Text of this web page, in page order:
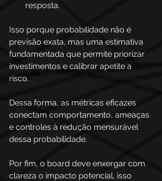
resposta.
Isso porque probabilidade não é
previsão exata, mas uma estimativa
fundamentada que permite priorizar
investimentos e calibrar apetite a
risco.
Dessa forma, as métricas eficazes
conectam comportamento, ameaças
e controles à redução mensurável
dessa probabilidade.
Por fim, o board deve enxergar com
clareza o impacto potencial, isso